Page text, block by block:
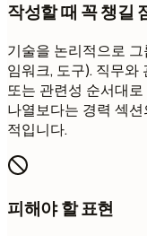
작성할 때 꼭 챙길
기술을 논리적으로
임워크, 도구). 직무와
또는 관련성 순서대
나열보다는 경력 섹
적입니다.
피해야 할 표현